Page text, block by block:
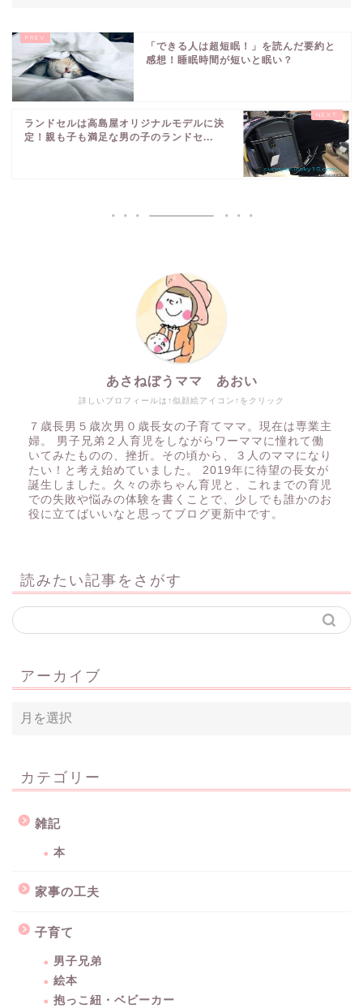
「できる人は超短眠！」を読んだ要約と
感想！睡眠時間が短いと眠い？
ランドセルは高島屋オリジナルモデルに決
定！親も子も満足な男の子のランドセ...
詳しいプロフィールは↑似顔絵アイコン↑をクリック
あさねぼうママ あおい
７歳長男５歳次男０歳長女の子育てママ。現在は専業主
婦。 男子兄弟２人育児をしながらワーママに憧れて働
いてみたものの、挫折。その頃から、３人のママになり
たい！と考え始めていました。 2019年に待望の長女が
誕生しました。久々の赤ちゃん育児と、これまでの育児
での失敗や悩みの体験を書くことで、少しでも誰かのお
役に立てばいいなと思ってブログ更新中です。
読みたい記事をさがす
アーカイブ
カテゴリー
雑記
本
家事の工夫
子育て
男子兄弟
絵本
抱っこ紐・ベビーカー